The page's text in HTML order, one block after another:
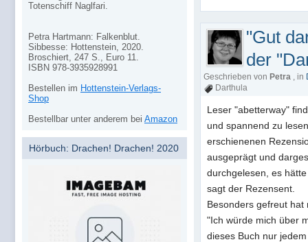
"Gut
der
Geschrieben von Petra , in
Darthula
Leser "abetterway"
und spannend zu
erschienenen
ausgeprägt und
durchgelesen, es
sagt der Rezensent.
Besonders gefreut hat
"Ich würde mich über
dieses Buch nur
Totenschiff Naglfari.
Petra Hartmann: Falkenblut.
Sibbesse: Hottenstein, 2020.
Broschiert, 247 S., Euro 11.
ISBN 978-3935928991
Bestellen im Hottenstein-Verlags-
Shop
Bestellbar unter anderem bei Amazon
Hörbuch: Drachen! Drachen! 2020